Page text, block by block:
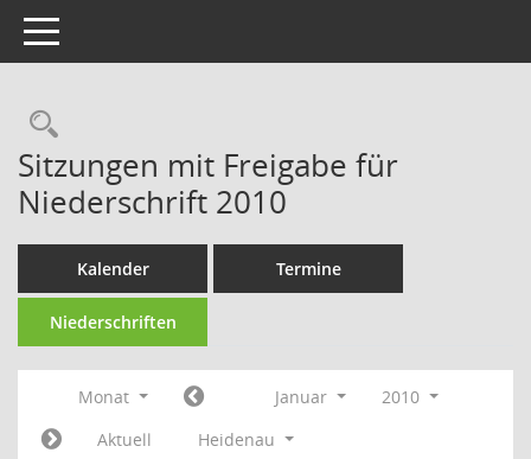
Toggle navigation
Rechercheauswahl
Sitzungen mit Freigabe für
Niederschrift 2010
Kalender Termine
Niederschriften
Monat Januar
2010
Aktuell
Heidenau